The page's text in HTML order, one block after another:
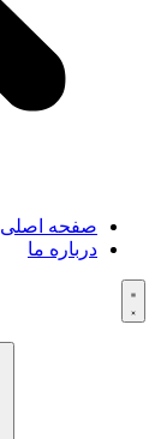
صفحه اصلی
درباره ما